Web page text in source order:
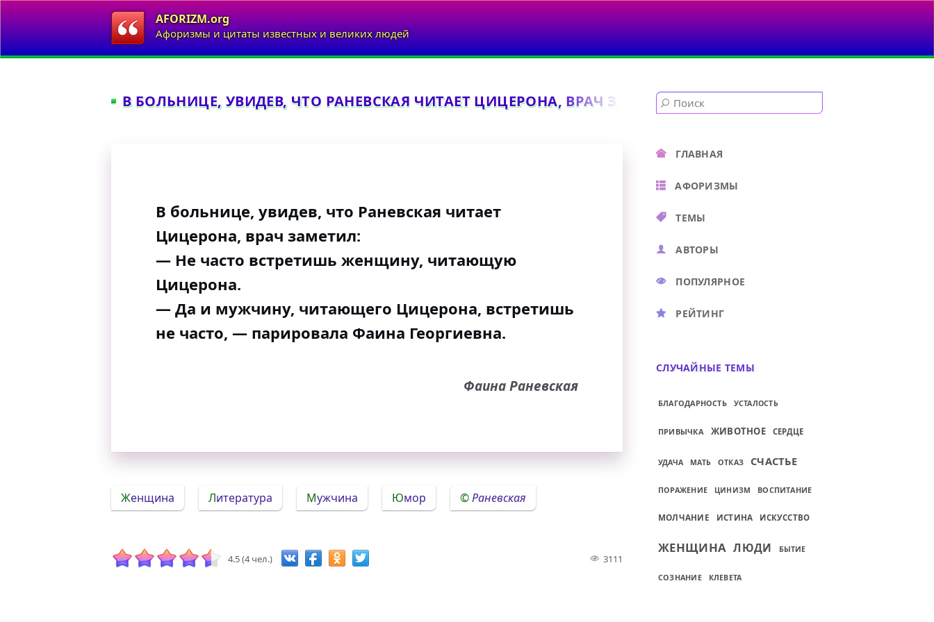
AFORIZM.org
Афоризмы и цитаты известных и великих людей
В БОЛЬНИЦЕ, УВИДЕВ, ЧТО РАНЕВСКАЯ ЧИТАЕТ ЦИЦЕРОНА, ВРАЧ ЗАМЕТИЛ...
В больнице, увидев, что Раневская читает
Цицерона, врач заметил:
— Не часто встретишь женщину, читающую
Цицерона.
— Да и мужчину, читающего Цицерона, встретишь
не часто, — парировала Фаина Георгиевна.
Фаина Раневская
Женщина Литература Мужчина Юмор Раневская
4.5 (4 чел.) 3111
ГЛАВНАЯ
АФОРИЗМЫ
ТЕМЫ
АВТОРЫ
ПОПУЛЯРНОЕ
РЕЙТИНГ
СЛУЧАЙНЫЕ ТЕМЫ
БЛАГОДАРНОСТЬ УСТАЛОСТЬ
ПРИВЫЧКА ЖИВОТНОЕ СЕРДЦЕ
УДАЧА МАТЬ ОТКАЗ СЧАСТЬЕ
ПОРАЖЕНИЕ ЦИНИЗМ ВОСПИТАНИЕ
МОЛЧАНИЕ ИСТИНА ИСКУССТВО
ЖЕНЩИНА ЛЮДИ БЫТИЕ
СОЗНАНИЕ КЛЕВЕТА